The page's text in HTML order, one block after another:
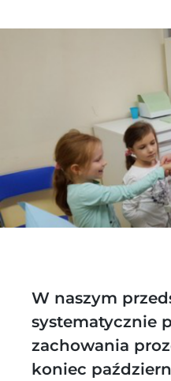
W naszym
systematycznie
zachowania
koniec